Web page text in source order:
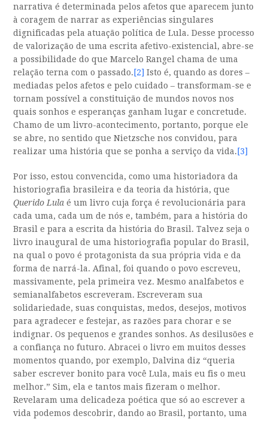
narrativa é determinada pelos afetos que aparecem junto
à coragem de narrar as experiências singulares
dignificadas pela atuação política de Lula. Desse processo
de valorização de uma escrita afetivo-existencial, abre-se
a possibilidade do que Marcelo Rangel chama de uma
relação terna com o passado. [2] Isto é, quando as dores –
mediadas pelos afetos e pelo cuidado – transformam-se e
tornam possível a constituição de mundos novos nos
quais sonhos e esperanças ganham lugar e concretude.
Chamo de um livro-acontecimento, portanto, porque ele
se abre, no sentido que Nietzsche nos convidou, para
realizar uma história que se ponha a serviço da vida. [3]
Por isso, estou convencida, como uma historiadora da
historiografia brasileira e da teoria da história, que
Querido Lula é um livro cuja força é revolucionária para
cada uma, cada um de nós e, também, para a história do
Brasil e para a escrita da história do Brasil. Talvez seja o
livro inaugural de uma historiografia popular do Brasil,
na qual o povo é protagonista da sua própria vida e da
forma de narrá-la. Afinal, foi quando o povo escreveu,
massivamente, pela primeira vez. Mesmo analfabetos e
semianalfabetos escreveram. Escreveram sua
solidariedade, suas conquistas, medos, desejos, motivos
para agradecer e festejar, as razões para chorar e se
indignar. Os pequenos e grandes sonhos. As desilusões e
a confiança no futuro. Abracei o livro em muitos desses
momentos quando, por exemplo, Dalvina diz “queria
saber escrever bonito para você Lula, mais eu fis o meu
melhor.” Sim, ela e tantos mais fizeram o melhor.
Revelaram uma delicadeza poética que só ao escrever a
vida podemos descobrir, dando ao Brasil, portanto, uma